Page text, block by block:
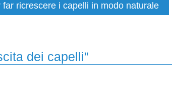
ricrescere i capelli in modo naturale
dei capelli”